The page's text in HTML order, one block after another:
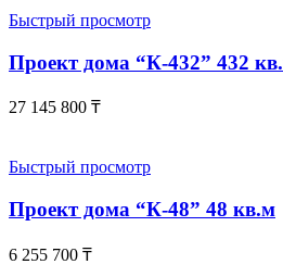
Быстрый просмотр
Проект дома “К-432” 432
27 145 800 ₸
Быстрый просмотр
Проект дома “К-48” 48 кв.м
6 255 700 ₸